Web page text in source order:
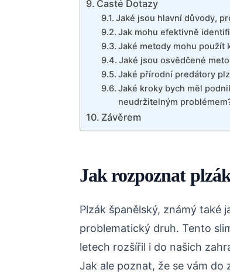
Časté Dotazy
Jaké jsou hlavní důvody,
Jak mohu efektivně
Jaké metody mohu použít
Jaké jsou osvědčené
Jaké přírodní predátory
Jaké kroky bych měl
neudržitelným
Závěrem
Jak rozpoznat
Plzák španělský, známý také
problematický druh. Tento
letech rozšířil i do našich
Jak ale poznat, že se vám